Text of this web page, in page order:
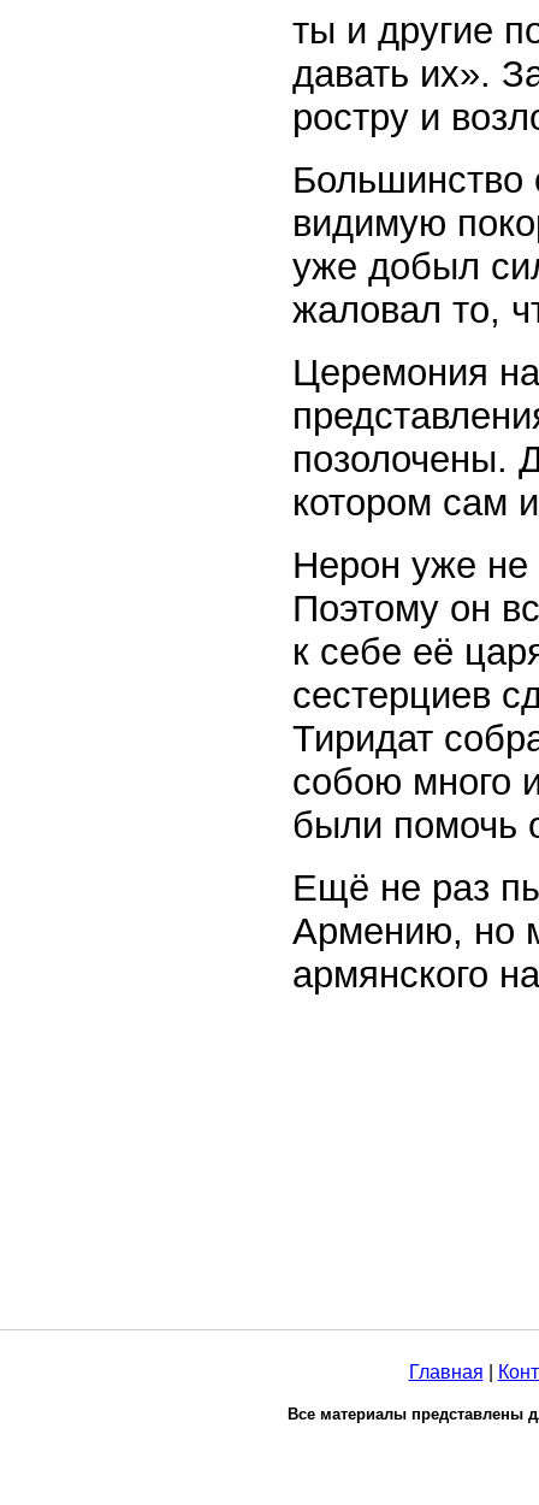
ты и другие
давать их».
ростру и
Большинство
видимую
уже добыл
жаловал то,
Церемония
позолочены.
котором сам
Нерон уже не
Поэтому он
к себе её
сестерциев
Тиридат
собою много
были помочь
Ещё не раз
Армению, но
армянского
Главная
Все материалы представлены